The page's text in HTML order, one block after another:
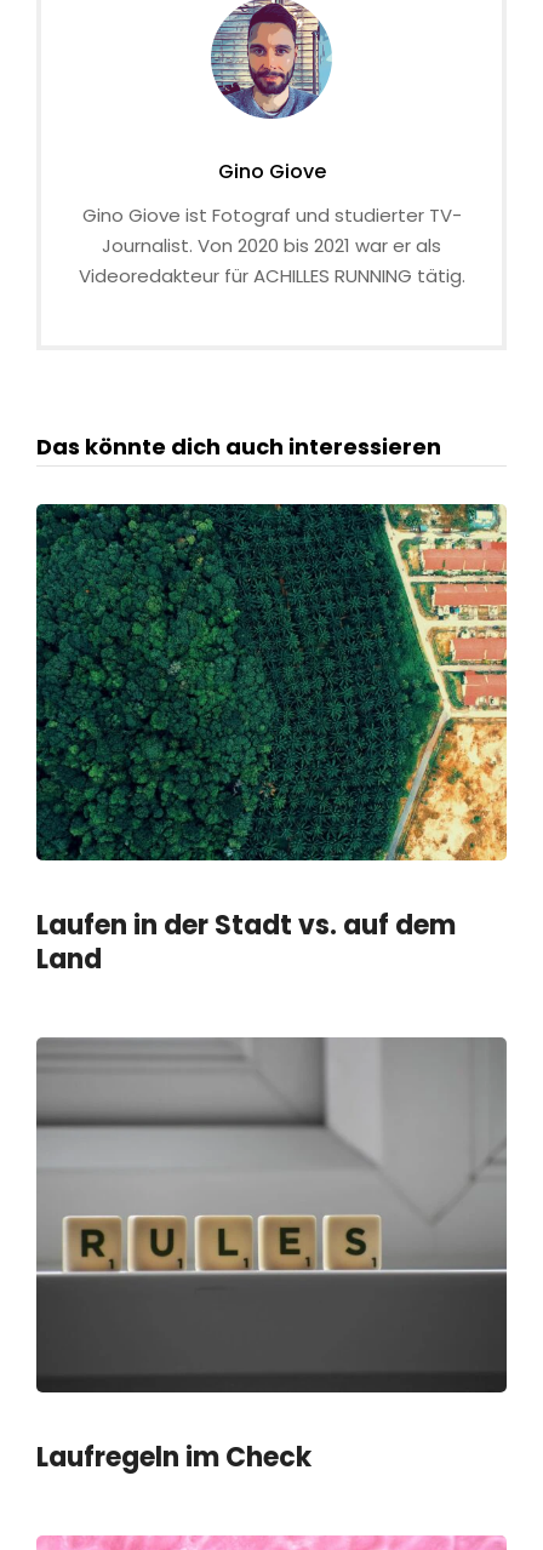
Gino Giove
Gino Giove ist Fotograf und studierter TV-
Journalist. Von 2020 bis 2021 war er als
Videoredakteur für ACHILLES RUNNING tätig.
Das könnte dich auch interessieren
Laufen in der Stadt vs. auf dem
Land
Laufregeln im Check